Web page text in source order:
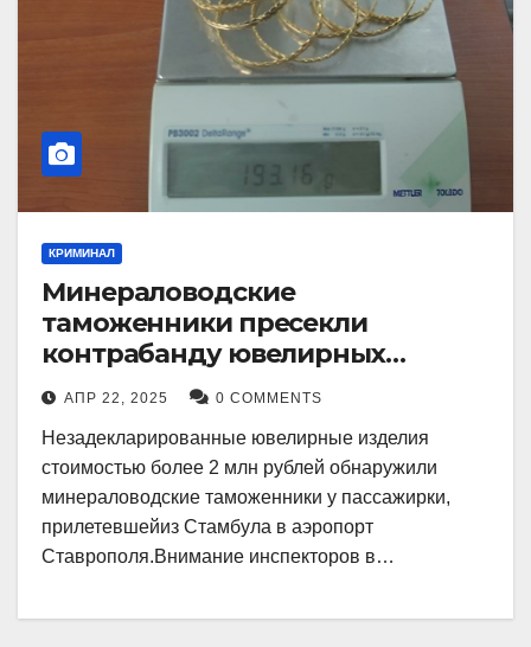
КРИМИНАЛ
Минераловодские
таможенники пресекли
контрабанду ювелирных
изделий на 2 млн рублей
АПР 22, 2025 0 COMMENTS
Незадекларированные ювелирные изделия
стоимостью более 2 млн рублей обнаружили
минераловодские таможенники у пассажирки,
прилетевшейиз Стамбула в аэропорт
Ставрополя.Внимание инспекторов в…